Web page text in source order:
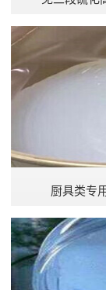
厨具类专